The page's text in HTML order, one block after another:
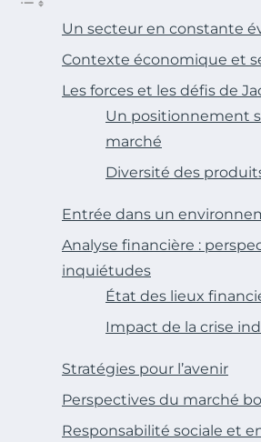
Un secteur en constante
Contexte économique et
Les forces et les défis de
Un positionnement
marché
Diversité des
Entrée dans un
Analyse financière :
inquiétudes
État des lieux
Impact de la crise
Stratégies pour l’avenir
Perspectives du marché
Responsabilité sociale et